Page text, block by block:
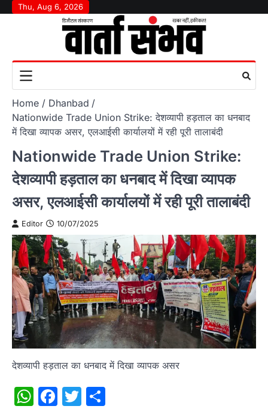
SkipThu, Aug 6, 2026
Home
Dhanbad
Nationwide Trade Union Strike: देशव्यापी हड़ताल का धनबाद
में दिखा व्यापक असर, एलआईसी कार्यालयों में रही पूरी तालाबंदी
Nationwide Trade Union Strike:
देशव्यापी हड़ताल का धनबाद में दिखा व्यापक
असर, एलआईसी कार्यालयों में रही पूरी तालाबंदी
Editor 10/07/2025
देशव्यापी हड़ताल का धनबाद में दिखा व्यापक असर
WhatsApp
Facebook
Twitter